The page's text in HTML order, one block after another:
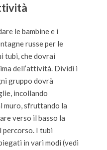
le bambine e i
russe per le
tubi, che dovrai
dell’attività. Dividi i
gruppo dovrà
incollando
muro, sfruttando la
verso il basso la
percorso. I tubi
in vari modi (vedi